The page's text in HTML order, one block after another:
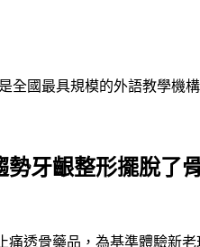
全國最具規模的外語教學機
牙齦整形擺脫了
痛透骨藥品，為基準體驗新